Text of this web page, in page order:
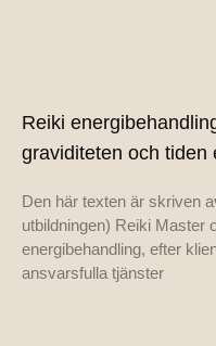
Reiki
graviditeten och tiden
Den här texten är skriven
utbildningen) Reiki Master
energibehandling, efter
ansvarsfulla tjänster